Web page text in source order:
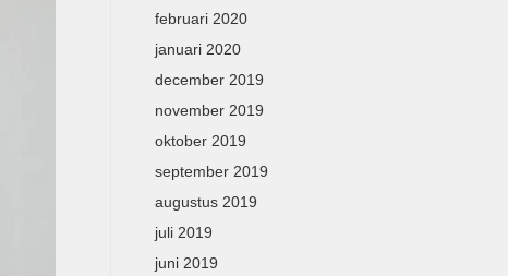
februari 2020
januari 2020
december 2019
november 2019
oktober 2019
september 2019
augustus 2019
juli 2019
juni 2019